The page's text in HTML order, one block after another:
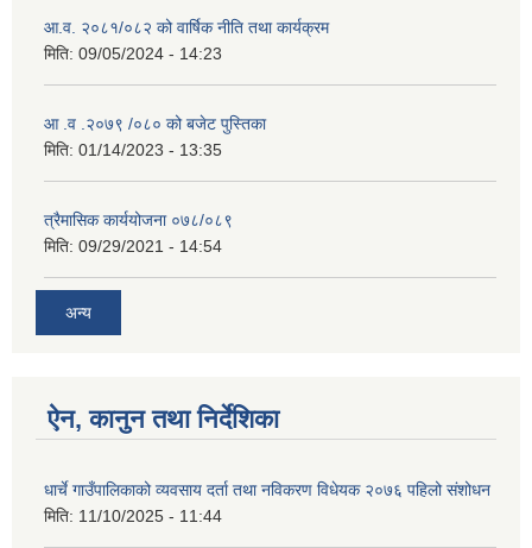
आ.व. २०८१/०८२ को वार्षिक नीति तथा कार्यक्रम
मिति: 09/05/2024 - 14:23
आ .व .२०७९ /०८० को बजेट पुस्तिका
मिति: 01/14/2023 - 13:35
त्रैमासिक कार्ययोजना ०७८/०८९
मिति: 09/29/2021 - 14:54
अन्य
ऐन, कानुन तथा निर्देशिका
धार्चे गाउँपालिकाको व्यवसाय दर्ता तथा नविकरण विधेयक २०७६ पहिलो संशोधन
मिति: 11/10/2025 - 11:44